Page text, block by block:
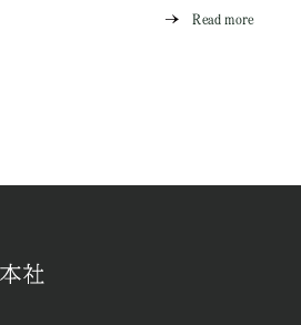
Read more